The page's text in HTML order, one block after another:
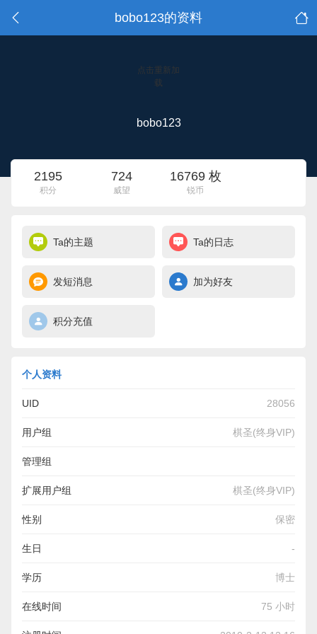
bobo123的资料
点击重新加
载
bobo123
2195
积分
724
威望
16769 枚
锐币
Ta的主题 Ta的日志
发短消息 加为好友
积分充值
个人资料
UID 28056
用户组 棋圣(终身VIP)
管理组
扩展用户组 棋圣(终身VIP)
性别 保密
生日 -
学历 博士
在线时间 75 小时